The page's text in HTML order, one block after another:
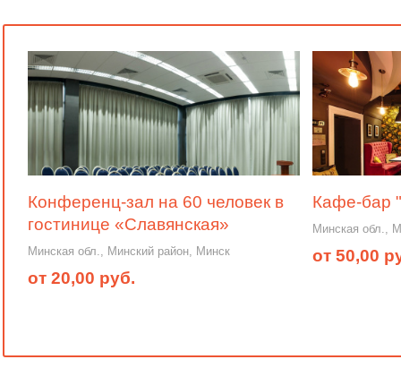
Конференц-зал на 60 человек в
гостинице «Славянская»
Минская обл., Минский район, Минск
от 20,00 руб.
Кафе-бар
Минская обл.,
от 50,00